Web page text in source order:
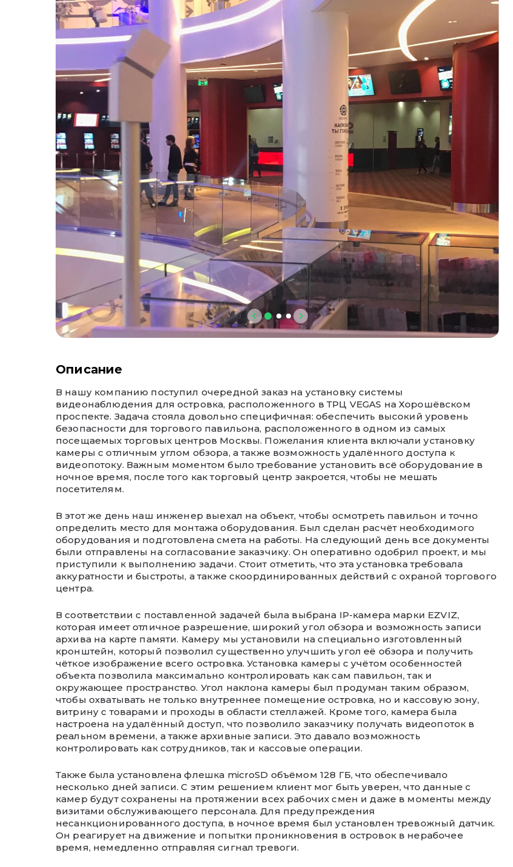
Описание
В нашу компанию поступил очередной заказ на установку системы
видеонаблюдения для островка, расположенного в ТРЦ VEGAS на Хорошёвском
проспекте. Задача стояла довольно специфичная: обеспечить высокий уровень
безопасности для торгового павильона, расположенного в одном из самых
посещаемых торговых центров Москвы. Пожелания клиента включали установку
камеры с отличным углом обзора, а также возможность удалённого доступа к
видеопотоку. Важным моментом было требование установить всё оборудование в
ночное время, после того как торговый центр закроется, чтобы не мешать
посетителям.
В этот же день наш инженер выехал на объект, чтобы осмотреть павильон и точно
определить место для монтажа оборудования. Был сделан расчёт необходимого
оборудования и подготовлена смета на работы. На следующий день все документы
были отправлены на согласование заказчику. Он оперативно одобрил проект, и мы
приступили к выполнению задачи. Стоит отметить, что эта установка требовала
аккуратности и быстроты, а также скоординированных действий с охраной торгового
центра.
В соответствии с поставленной задачей была выбрана IP-камера марки EZVIZ,
которая имеет отличное разрешение, широкий угол обзора и возможность записи
архива на карте памяти. Камеру мы установили на специально изготовленный
кронштейн, который позволил существенно улучшить угол её обзора и получить
чёткое изображение всего островка. Установка камеры с учётом особенностей
объекта позволила максимально контролировать как сам павильон, так и
окружающее пространство. Угол наклона камеры был продуман таким образом,
чтобы охватывать не только внутреннее помещение островка, но и кассовую зону,
витрину с товарами и проходы в области стеллажей. Кроме того, камера была
настроена на удалённый доступ, что позволило заказчику получать видеопоток в
реальном времени, а также архивные записи. Это давало возможность
контролировать как сотрудников, так и кассовые операции.
Также была установлена флешка microSD объёмом 128 ГБ, что обеспечивало
несколько дней записи. С этим решением клиент мог быть уверен, что данные с
камер будут сохранены на протяжении всех рабочих смен и даже в моменты между
визитами обслуживающего персонала. Для предупреждения
несанкционированного доступа, в ночное время был установлен тревожный датчик.
Он реагирует на движение и попытки проникновения в островок в нерабочее
время, немедленно отправляя сигнал тревоги.